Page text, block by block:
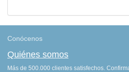
Conócenos
Quiénes somos
Más de 500.000 clientes satisfechos.